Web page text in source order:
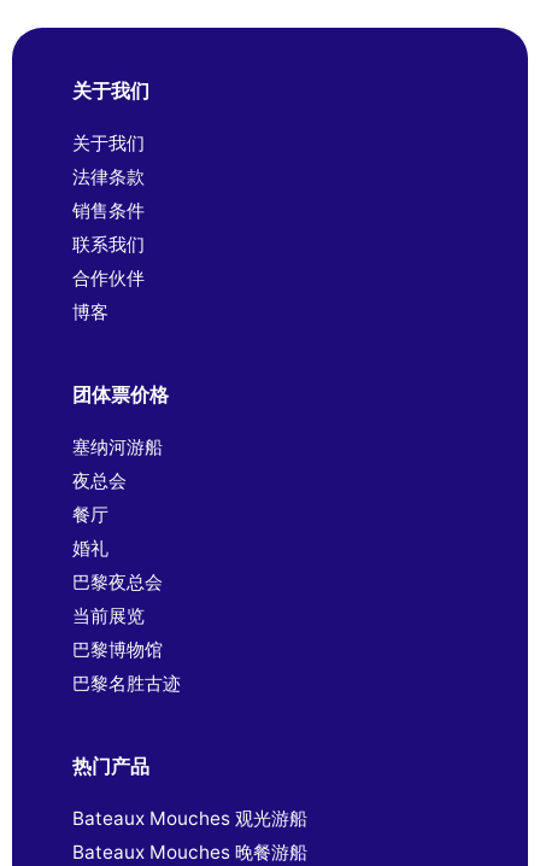
关于我们
关于我们
法律条款
销售条件
联系我们
合作伙伴
博客
团体票价格
塞纳河游船
夜总会
餐厅
婚礼
巴黎夜总会
当前展览
巴黎博物馆
巴黎名胜古迹
热门产品
Bateaux Mouches 观光游船
Bateaux Mouches 晚餐游船